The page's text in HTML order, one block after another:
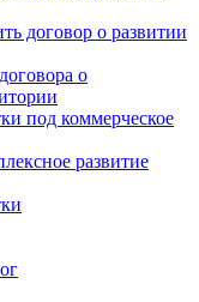
договор о развитии
о
под коммерческое
развитие